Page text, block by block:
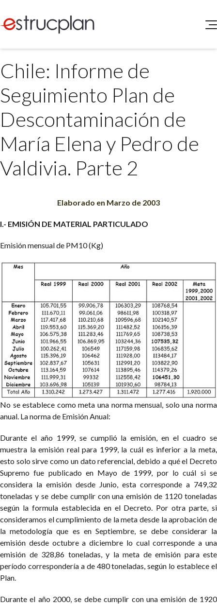
SERVICIOS
Medio Ambiente
Legislación
INGRESAR
Portal de Clientes
Matriz Premium
Matriz Profesional
Chile: Informe de
Seguimiento Plan de
Descontaminación de
María Elena y Pedro de
Valdivia. Parte 2
Elaborado en Marzo de 2003
I.- EMISIÓN DE MATERIAL PARTICULADO
Emisión mensual de PM10 (Kg)
No se establece como meta una norma mensual, solo una norma
anual. La norma de Emisión Anual:
Durante el año 1999, se cumplió la emisión, en el cuadro se
muestra la emisión real para 1999, la cuál es inferior a la meta,
esto solo sirve como un dato referencial, debido a qué el Decreto
Supremo fue publicado en Mayo de 1999, por lo cuál si se
considera la emisión desde Junio, esta corresponde a 749,32
toneladas y se debe cumplir con una emisión de 1120 toneladas
según la formula establecida en el Decreto. Por otra parte, si
consideramos el cumplimiento de la meta desde la aprobación de
la metodología que es en Septiembre, se debe considerar la
emisión desde octubre a diciembre lo cual corresponde a una
emisión de 328,86 toneladas, y la meta de emisión para este
período correspondería a de 480 toneladas, según lo establece el
Plan.
Durante el año 2000, se debe cumplir con una emisión de 1920